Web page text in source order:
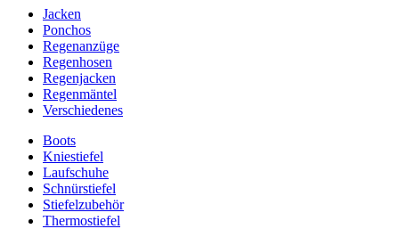
Jacken
Ponchos
Regenanzüge
Regenhosen
Regenjacken
Regenmäntel
Verschiedenes
Boots
Kniestiefel
Laufschuhe
Schnürstiefel
Stiefelzubehör
Thermostiefel